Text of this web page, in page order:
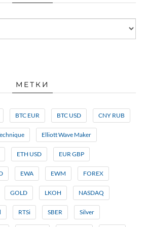
МЕТКИ
BTC EUR BTC USD CNY RUB
Elliott Wave Maker
ETH USD EUR GBP
EWA EWM FOREX
GOLD LKOH NASDAQ
RTSi SBER Silver